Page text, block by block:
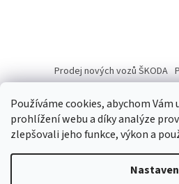
Používáme cookies, abychom
prohlížení webu a díky analýze
zlepšovali jeho funkce, výkon a
Prodej nových vozů ŠKODA